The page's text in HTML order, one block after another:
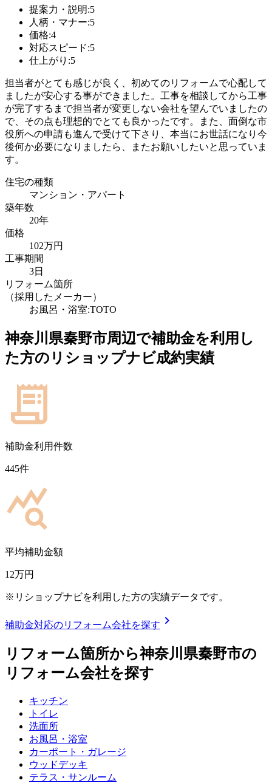
提案力・説明:5
人柄・マナー:5
価格:4
対応スピード:5
仕上がり:5
担当者がとても感じが良く、初めてのリフォームで心配して
ましたが安心する事ができました。工事を相談してから工事
が完了するまで担当者が変更しない会社を望んでいましたの
で、その点も理想的でとても良かったです。また、面倒な市
役所への申請も進んで受けて下さり、本当にお世話になり今
後何か必要になりましたら、またお願いしたいと思っていま
す。
住宅の種類
マンション・アパート
築年数
20年
価格
102万円
工事期間
3日
リフォーム箇所
（採用したメーカー）
お風呂・浴室:TOTO
神奈川県秦野市周辺で補助金を利用し
た方のリショップナビ成約実績
補助金利用件数
445件
平均補助金額
12万円
※リショップナビを利用した方の実績データです。
補助金対応のリフォーム会社を探す chevron_right
リフォーム箇所から神奈川県秦野市の
リフォーム会社を探す
キッチン
トイレ
洗面所
お風呂・浴室
カーポート・ガレージ
ウッドデッキ
テラス・サンルーム